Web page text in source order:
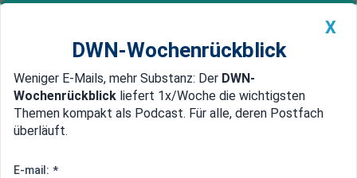
Newsticker MEIN DWN: Geldanlage Premium
Edelmetalle DWN-Magazin China
X
DWN-Wochenrückblick
Weniger E-Mails, mehr Substanz: Der DWN-
Wochenrückblick liefert 1x/Woche die wichtigsten
Themen kompakt als Podcast. Für alle, deren Postfach
überläuft.
E-mail: *